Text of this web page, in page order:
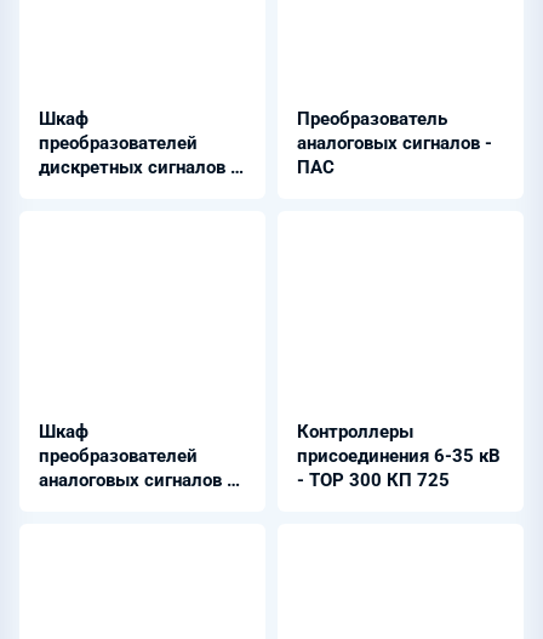
Шкаф
преобразователей
дискретных сигналов -
Преобразователь
аналоговых сигналов -
ПАС
Шкаф
преобразователей
аналоговых сигналов -
Контроллеры
присоединения 6-35 кВ
- ТОР 300 КП 725